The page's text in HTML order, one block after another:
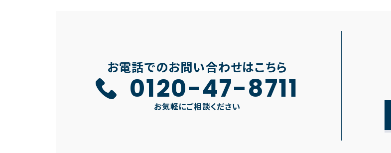
お電話でのお問い合わせはこちら
0120-47-8711
お気軽にご相談ください